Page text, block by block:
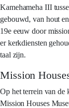
Kamehameha III
gebouwd, van hout
19e eeuw door
er kerkdiensten
taal zijn.
Mission
Op het terrein van de
Mission Houses